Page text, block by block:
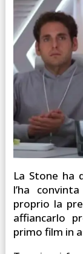
La Stone ha
l’ha
proprio la
affiancarlo
primo film in